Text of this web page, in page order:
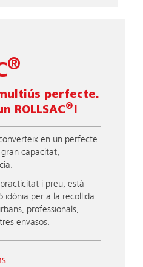
®
perfecte.
ROLLSAC®!
en un perfecte
capacitat,
i preu, està
idònia per a la recollida
professionals,
envasos.